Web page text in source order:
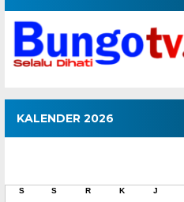
KALENDER 2026
S S R K J